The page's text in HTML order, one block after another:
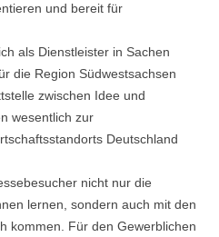
und bereit für
als Dienstleister in Sachen
die Region Südwestsachsen
zwischen Idee und
wesentlich zur
Deutschland
nicht nur die
lernen, sondern auch mit den
kommen. Für den Gewerblichen